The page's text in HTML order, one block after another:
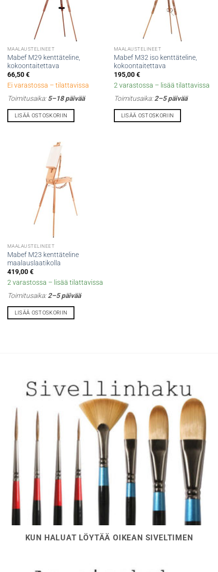
MAALAUSTELINEET
Mabef M29 kenttäteline,
kokoontaitettava
66,50€
Ei varastossa – tilattavissa
Toimitusaika:5–18 päivää
LISÄÄ OSTOSKORIIN
MAALAUSTELINEET
Mabef M32 iso kenttäteline,
kokoontaitettava
195,00€
2 varastossa – lisää tilattavissa
Toimitusaika:2–5 päivää
LISÄÄ OSTOSKORIIN
MAALAUSTELINEET
Mabef M23 kenttäteline
maalauslaatikolla
419,00€
2 varastossa – lisää tilattavissa
Toimitusaika:2–5 päivää
LISÄÄ OSTOSKORIIN
KUN HALUAT LÖYTÄÄ OIKEAN SIVELTIMEN